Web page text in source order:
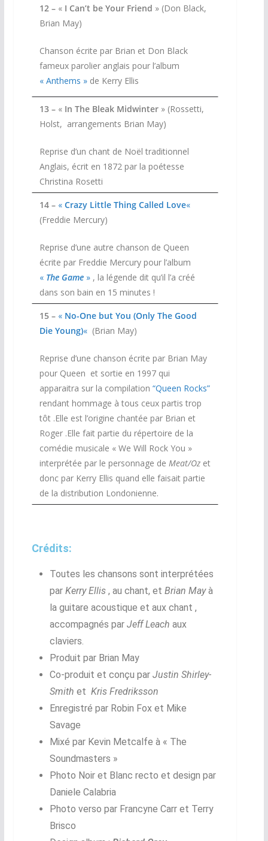
12 –« I Can’t be Your Friend » (Don Black,
Brian May)
Chanson écrite par Brian et Don Black
fameux parolier anglais pour l’album
« Anthems »de Kerry Ellis
13 –« In The Bleak Midwinter» (Rossetti,
Holst, arrangements Brian May)
Reprise d’un chant de Noël traditionnel
Anglais, écrit en 1872 par la poétesse
Christina Rosetti
14 – « Crazy Little Thing Called Love«
(Freddie Mercury)
Reprise d’une autre chanson de Queen
écrite par Freddie Mercury pour l’album
« The Game », la légende dit qu’il l’a créé
dans son bain en 15 minutes !
15 –« No-One but You (Only The Good
Die Young)« (Brian May)
Reprise d’une chanson écrite par Brian May
pour Queen et sortie en 1997 qui
apparaitra sur la compilation “Queen Rocks”
rendant hommage à tous ceux partis trop
tôt .Elle est l’origine chantée par Brian et
Roger .Elle fait partie du répertoire de la
comédie musicale « We Will Rock You »
interprétée par le personnage de Meat/Ozet
donc par Kerry Ellis quand elle faisait partie
de la distribution Londonienne.
Crédits:
Toutes les chansons sont interprétées
par Kerry Ellis, au chant, et Brian Mayà
la guitare acoustique et aux chant ,
accompagnés par Jeff Leach aux
claviers.
Produit par Brian May
Co-produit et conçu par Justin Shirley-
Smith et Kris Fredriksson
Enregistré par Robin Fox et Mike
Savage
Mixé par Kevin Metcalfe à « The
Soundmasters »
Photo Noir et Blanc recto et design par
Daniele Calabria
Photo verso par Francyne Carr et Terry
Brisco